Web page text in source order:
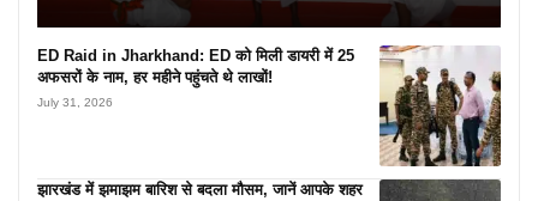
ED Raid in Jharkhand: ED को मिली डायरी में 25
अफसरों के नाम, हर महीने पहुंचते थे लाखों!
July 31, 2026
झारखंड में झमाझम बारिश से बदला मौसम, जानें आपके शहर